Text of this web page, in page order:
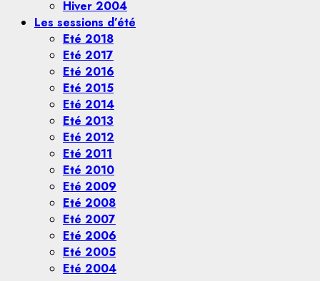
Hiver 2004
Les sessions d’été
Eté 2018
Eté 2017
Eté 2016
Eté 2015
Eté 2014
Eté 2013
Eté 2012
Eté 2011
Eté 2010
Eté 2009
Eté 2008
Eté 2007
Eté 2006
Eté 2005
Eté 2004